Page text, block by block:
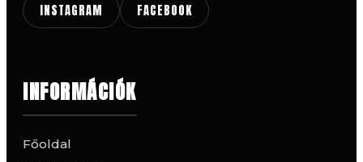
INSTAGRAM FACEBOOK
INFORMÁCIÓK
Főoldal